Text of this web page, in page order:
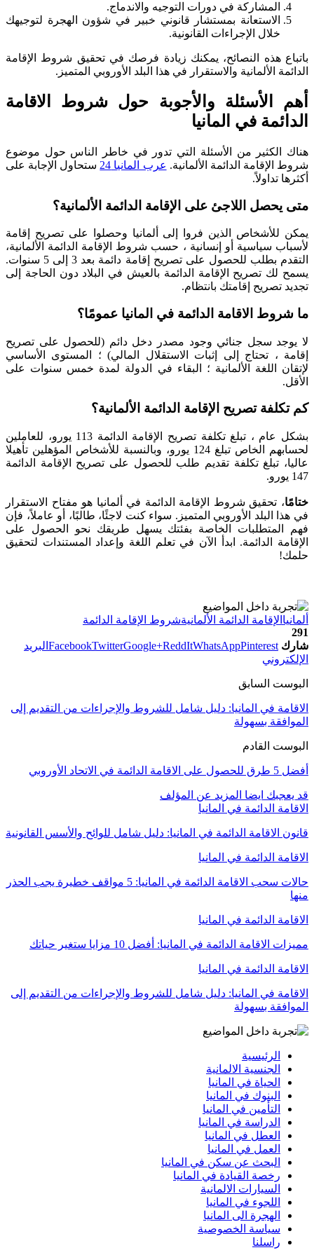
المشاركة في دورات التوجيه والاندماج.
الاستعانة بمستشار قانوني خبير في شؤون الهجرة لتوجيهك
خلال الإجراءات القانونية.
باتباع هذه النصائح، يمكنك زيادة فرصك في تحقيق شروط الإقامة
الدائمة الألمانية والاستقرار في هذا البلد الأوروبي المتميز.
أهم الأسئلة والأجوبة حول شروط الاقامة
الدائمة في المانيا
هناك الكثير من الأسئلة التي تدور في خاطر الناس حول موضوع
شروط الإقامة الدائمة الألمانية. عرب المانيا 24
ستحاول الإجابة على
أكثرها تداولاً.
متى يحصل اللاجئ على الإقامة الدائمة الألمانية؟
يمكن للأشخاص الذين فروا إلى ألمانيا وحصلوا على تصريح إقامة
لأسباب سياسية أو إنسانية ، حسب شروط الإقامة الدائمة الألمانية،
التقدم بطلب للحصول على تصريح إقامة دائمة بعد 3 إلى 5 سنوات.
يسمح لك تصريح الإقامة الدائمة بالعيش في البلاد دون الحاجة إلى
تجديد تصريح إقامتك بانتظام.
ما شروط الاقامة الدائمة في المانيا عمومًا؟
لا يوجد سجل جنائي وجود مصدر دخل دائم (للحصول على تصريح
إقامة ، تحتاج إلى إثبات الاستقلال المالي) ؛ المستوى الأساسي
لإتقان اللغة الألمانية ؛ البقاء في الدولة لمدة خمس سنوات على
الأقل.
كم تكلفة تصريح الإقامة الدائمة الألمانية؟
بشكل عام ، تبلغ تكلفة تصريح الإقامة الدائمة 113 يورو، للعاملين
لحسابهم الخاص تبلغ 124 يورو، وبالنسبة للأشخاص المؤهلين تأهيلا
عاليا، تبلغ تكلفة تقديم طلب للحصول على تصريح الإقامة الدائمة
147 يورو.
ختامًا، تحقيق شروط الإقامة الدائمة في ألمانيا هو مفتاح الاستقرار
في هذا البلد الأوروبي المتميز. سواء كنت لاجئًا، طالبًا، أو عاملاً، فإن
فهم المتطلبات الخاصة بفئتك يسهل طريقك نحو الحصول على
الإقامة الدائمة. ابدأ الآن في تعلم اللغة وإعداد المستندات لتحقيق
حلمك!
ألمانيا الإقامة الدائمة الألمانيةشروط الإقامة الدائمة
291
شارك
FacebookTwitterGoogle+ReddItWhatsAppPinterest
البريد
الإلكتروني
البوست السابق
الاقامة في المانيا: دليل شامل للشروط والإجراءات من التقديم إلى
الموافقة بسهولة
البوست القادم
أفضل 5 طرق للحصول على الاقامة الدائمة في الاتحاد الأوروبي
قد يعجبك ايضا المزيد عن المؤلف
الاقامة الدائمة في المانيا
قانون الاقامة الدائمة في المانيا: دليل شامل للوائح والأسس القانونية
الاقامة الدائمة في المانيا
حالات سحب الاقامة الدائمة في المانيا: 5 مواقف خطيرة يجب الحذر
منها
الاقامة الدائمة في المانيا
مميزات الاقامة الدائمة في المانيا: أفضل 10 مزايا ستغير حياتك
الاقامة الدائمة في المانيا
الاقامة في المانيا: دليل شامل للشروط والإجراءات من التقديم إلى
الموافقة بسهولة
الرئيسية
الجنسية الالمانية
الحياة في المانيا
البنوك في المانيا
التأمين في المانيا
الدراسة في المانيا
العطل في المانيا
العمل في المانيا
البحث عن سكن في المانيا
رخصة القيادة في المانيا
السيارات الالمانية
اللجوء في المانيا
الهجرة الى المانيا
سياسة الخصوصية
راسلنا